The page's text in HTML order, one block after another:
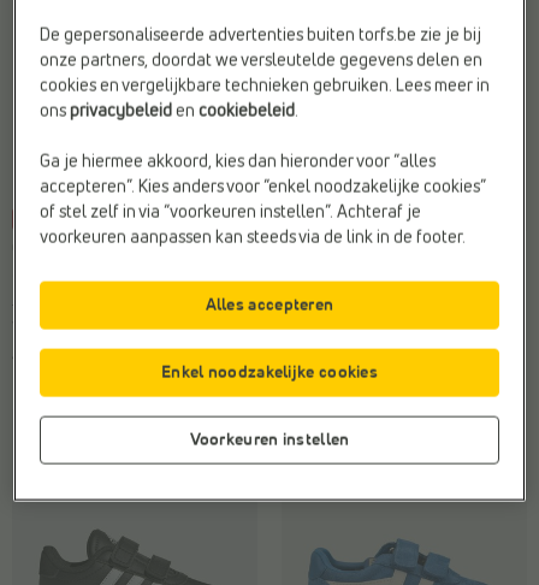
-45% Verkoopt snel
Vorige laagste prijs:€ 36,29
4 kleuren
-35% Verkoopt snel
€ 65,99
Vorige laagste prijs:€ 42,89
De gepersonaliseerde advertenties buiten torfs.be zie je bij
onze partners, doordat we versleutelde gegevens delen en
cookies en vergelijkbare technieken gebruiken. Lees meer in
onsprivacybeleid encookiebeleid.
Ga je hiermee akkoord, kies dan hieronder voor “alles
accepteren”. Kies anders voor “enkel noodzakelijke cookies”
of stel zelf in via “voorkeuren instellen”. Achteraf je
voorkeuren aanpassen kan steeds via de link in de footer.
Voorkeuren instellen
Enkel noodzakelijke cookies
Alles accepteren